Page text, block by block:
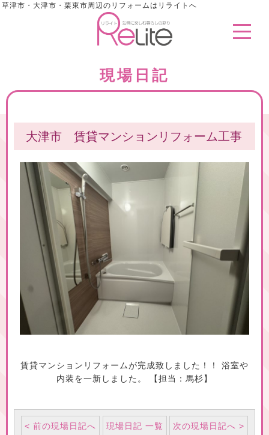
草津市・大津市・栗東市周辺のリフォームはリライトへ
現場日記
大津市 賃貸マンションリフォーム工事
賃貸マンションリフォームが完成致しました！！ 浴室や
内装を一新しました。 【担当：馬杉】
< 前の現場日記へ 現場日記 一覧 次の現場日記へ >